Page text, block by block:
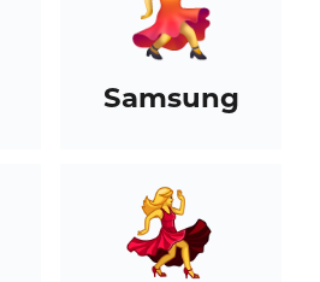
Samsung